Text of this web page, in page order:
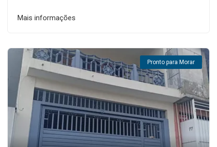
Mais informações
Pronto para Morar